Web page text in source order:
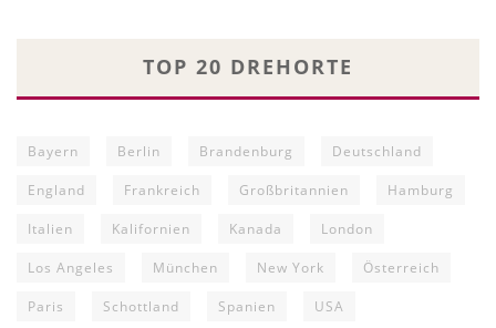
TOP 20 DREHORTE
Bayern Berlin Brandenburg Deutschland
England Frankreich Großbritannien Hamburg
Italien Kalifornien Kanada London
Los Angeles München New York Österreich
Paris Schottland Spanien USA